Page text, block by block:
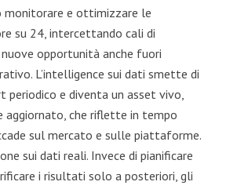
monitorare e ottimizzare le
su 24, intercettando cali di
opportunità anche fuori
L’intelligence sui dati smette di
periodico e diventa un asset vivo,
aggiornato, che riflette in tempo
sul mercato e sulle piattaforme.
sui dati reali. Invece di pianificare
i risultati solo a posteriori, gli